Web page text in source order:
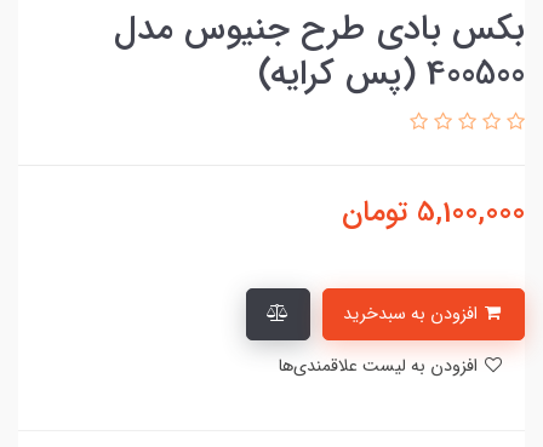
بکس بادی طرح جنیوس مدل
400500 (پس کرایه)
5,100,000 تومان